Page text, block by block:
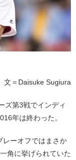
文＝Daisuke Sugiura
ズ第3戦でインディ
年は終わった。
ーオフではまさか
角に挙げられていた